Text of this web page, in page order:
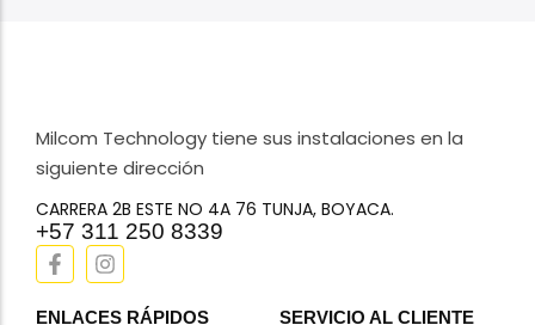
Milcom Technology tiene sus instalaciones en la
siguiente dirección
CARRERA 2B ESTE NO 4A 76 TUNJA, BOYACA.
+57 311 250 8339
ENLACES RÁPIDOS SERVICIO AL CLIENTE